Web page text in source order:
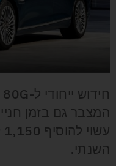
המצבר גם בזמן
השנתי.